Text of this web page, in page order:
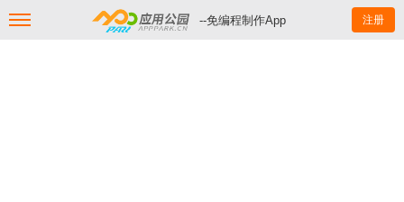
--免编程制作App 注册